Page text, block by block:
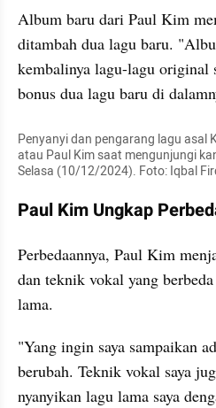
Album baru dari Paul Kim
ditambah dua lagu baru.
kembalinya lagu-lagu original
bonus dua lagu baru di
Penyanyi dan pengarang lagu asal
atau Paul Kim saat mengunjungi
Selasa (10/12/2024). Foto: Iqbal
Paul Kim Ungkap
Perbedaannya, Paul Kim
dan teknik vokal yang
lama.
"Yang ingin saya sampaikan
berubah. Teknik vokal saya
nyanyikan lagu lama saya